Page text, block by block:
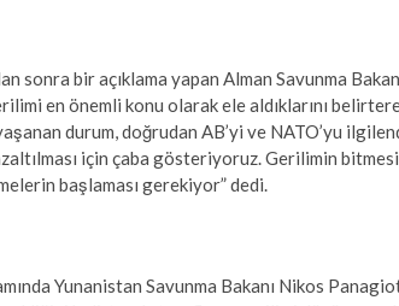
sonra bir açıklama yapan Alman Savunma
en önemli konu olarak ele aldıklarını
durum, doğrudan AB’yi ve NATO’yu
için çaba gösteriyoruz. Gerilimin
başlaması gerekiyor” dedi.
Yunanistan Savunma Bakanı Nikos